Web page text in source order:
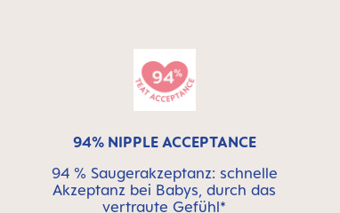
94% NIPPLE ACCEPTANCE
94 % Saugerakzeptanz: schnelle
Akzeptanz bei Babys, durch das
vertraute Gefühl*